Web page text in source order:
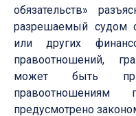
обязательств»
разрешаемый судом
или других
правоотношений,
может быть
предусмотрено